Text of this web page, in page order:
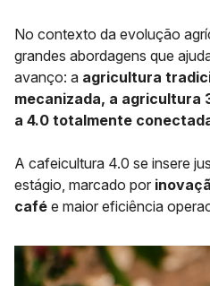
No contexto da evolução
grandes abordagens que
avanço: a agricultura
mecanizada, a agricultura
a 4.0 totalmente
A cafeicultura 4.0 se insere
estágio, marcado por
café e maior eficiência